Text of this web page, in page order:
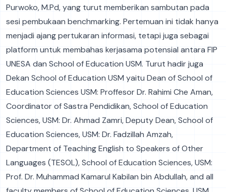
Purwoko, M.Pd, yang turut memberikan sambutan pada
sesi pembukaan benchmarking. Pertemuan ini tidak hanya
menjadi ajang pertukaran informasi, tetapi juga sebagai
platform untuk membahas kerjasama potensial antara FIP
UNESA dan School of Education USM. Turut hadir juga
Dekan School of Education USM yaitu Dean of School of
Education Sciences USM: Proffesor Dr. Rahimi Che Aman,
Coordinator of Sastra Pendidikan, School of Education
Sciences, USM: Dr. Ahmad Zamri, Deputy Dean, School of
Education Sciences, USM: Dr. Fadzillah Amzah,
Department of Teaching English to Speakers of Other
Languages (TESOL), School of Education Sciences, USM:
Prof. Dr. Muhammad Kamarul Kabilan bin Abdullah, and all